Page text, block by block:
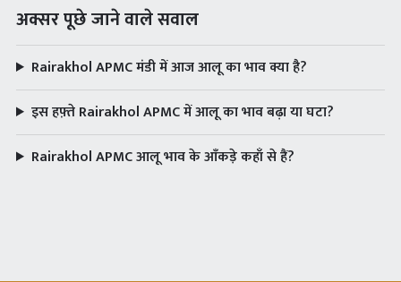
अक्सर पूछे जाने वाले सवाल
Rairakhol APMC मंडी में आज आलू का भाव क्या है?
इस हफ़्ते Rairakhol APMC में आलू का भाव बढ़ा या घटा?
Rairakhol APMC आलू भाव के आँकड़े कहाँ से हैं?